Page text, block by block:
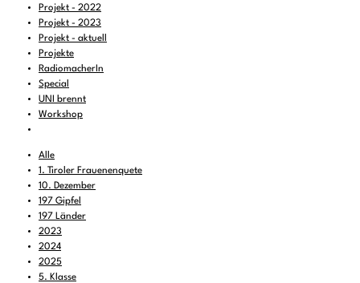
Projekt - 2022
Projekt - 2023
Projekt - aktuell
Projekte
RadiomacherIn
Special
UNI brennt
Workshop
Alle
1. Tiroler Frauenenquete
10. Dezember
197 Gipfel
197 Länder
2023
2024
2025
5. Klasse